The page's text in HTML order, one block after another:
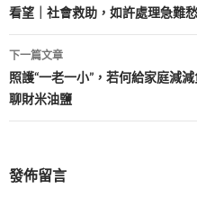
章
導
覽
看望｜社會救助，如許處理急難
下一篇文章
照護“一老一小”，若何給家庭減
聊財米油鹽
發佈留言